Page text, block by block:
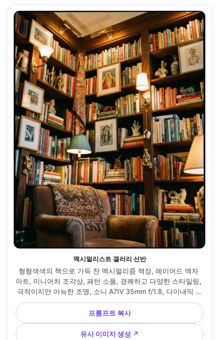
맥시멀리스트 갤러리 선반
형형색색의 책으로 가득 찬 맥시멀리즘 책장, 레이어드 액자
아트, 미니어처 조각상, 패턴 소품, 경쾌하고 다양한 스타일링,
극적이지만 아늑한 조명, 소니 A7IV 35mm f/1.8, 다이내믹 각
도, 높은 디테일, 대담한 색채, 에디토리얼 홈 데코 미학 --ar
4:5
프롬프트 복사
유사 이미지 생성 ↗